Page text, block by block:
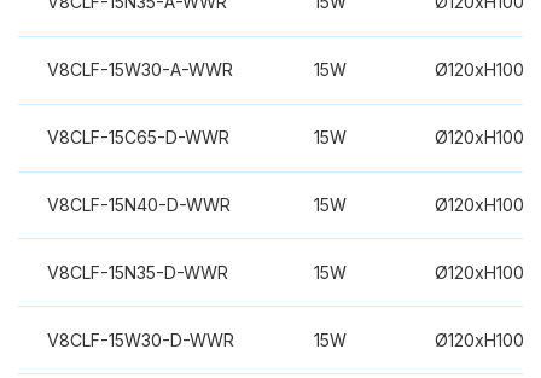
V8CLF-15W30-A-WWR 15W
V8CLF-15C65-D-WWR 15W
V8CLF-15N40-D-WWR 15W
V8CLF-15N35-D-WWR 15W
V8CLF-15W30-D-WWR 15W